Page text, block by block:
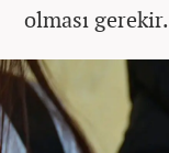
olması gerekir.